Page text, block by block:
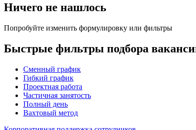
Ничего не нашлось
Попробуйте изменить формулировку или фильтры
Быстрые фильтры подбора
Сменный график
Гибкий график
Проектная работа
Частичная занятость
Полный день
Вахтовый метод